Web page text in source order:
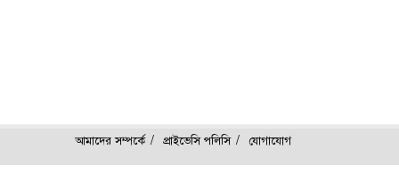
আমাদের সম্পর্কে প্রাইভেসি পলিসি যোগাযোগ